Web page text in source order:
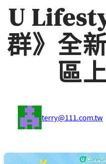
U
群》全
區
terry@111.com.tw